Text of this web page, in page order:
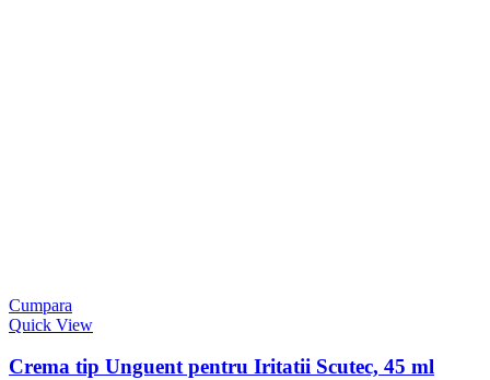
Cumpara
Quick View
Crema tip Unguent pentru Iritatii Scutec, 45 ml